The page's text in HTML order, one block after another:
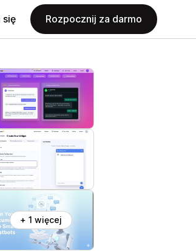
się Rozpocznij za darmo
+ 1 więcej